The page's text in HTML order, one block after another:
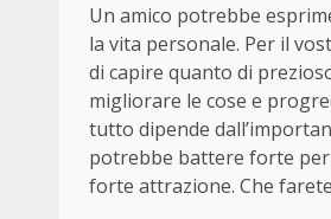
Un amico potrebbe
la vita personale. Per il
di capire quanto di
migliorare le cose e
tutto dipende
potrebbe battere forte per
forte attrazione. Che